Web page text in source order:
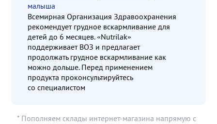
малыша
Всемирная Организация Здравоохранения
рекомендует грудное вскармливание для
детей до 6 месяцев. «Nutrilak»
поддерживает ВОЗ и предлагает
продолжать грудное вскармливание как
можно дольше. Перед применением
продукта проконсультируйтесь
со специалистом
* Пополняем склады интернет-магазина напрямую с